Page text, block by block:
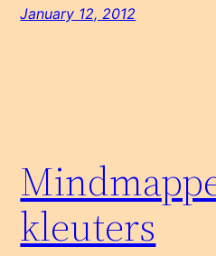
January 12, 2012
kleuters